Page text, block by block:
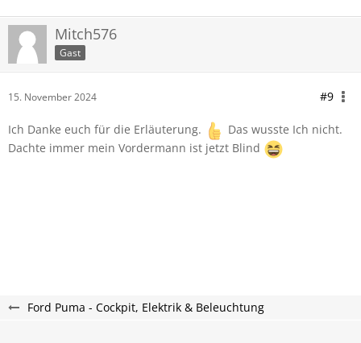
Mitch576
Gast
15. November 2024 #9
Ich Danke euch für die Erläuterung.
Das wusste Ich nicht.
Dachte immer mein Vordermann ist jetzt Blind
Ford Puma - Cockpit, Elektrik & Beleuchtung